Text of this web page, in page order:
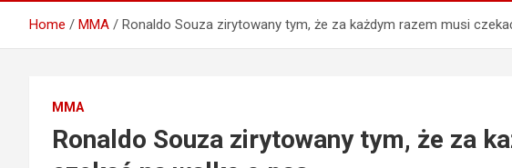
Home MMA Ronaldo Souza zirytowany tym, że za każdym razem musi
MMA
Ronaldo Souza zirytowany tym, że za